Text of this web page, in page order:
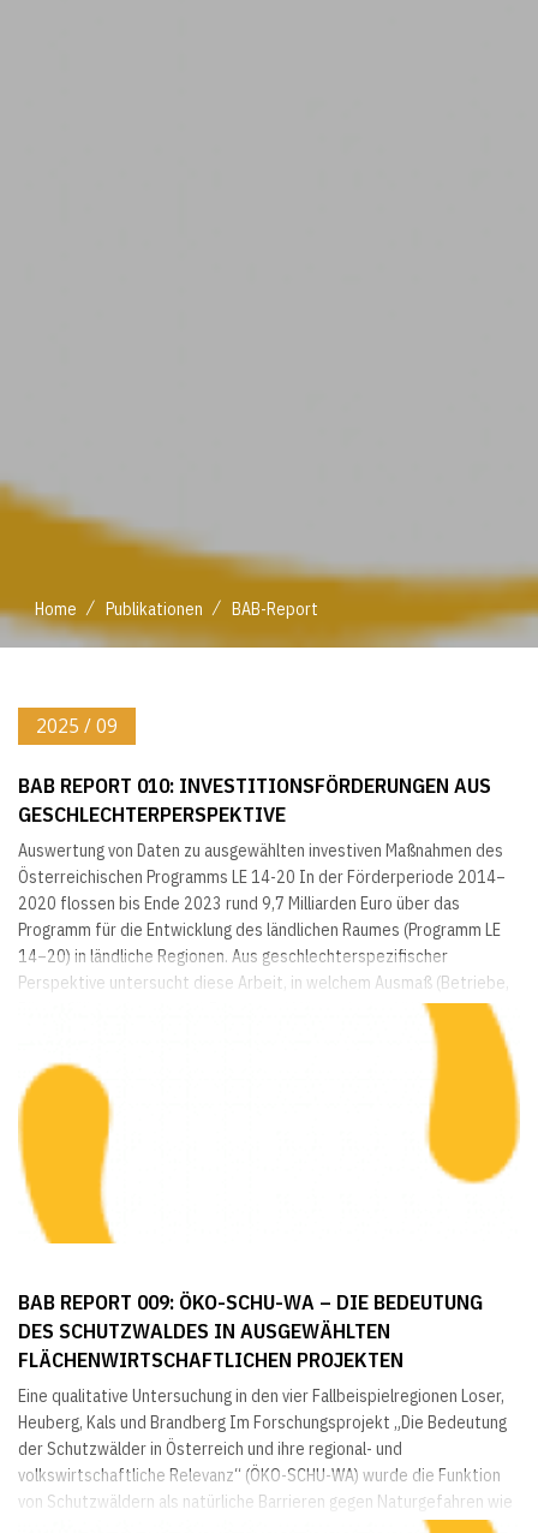
Home / Publikationen / BAB-Report
2025 / 09
BAB REPORT 010: INVESTITIONSFÖRDERUNGEN AUS
GESCHLECHTERPERSPEKTIVE
Auswertung von Daten zu ausgewählten investiven Maßnahmen des
Österreichischen Programms LE 14-20 In der Förderperiode 2014–
2020 flossen bis Ende 2023 rund 9,7 Milliarden Euro über das
Programm für die Entwicklung des ländlichen Raumes (Programm LE
14–20) in ländliche Regionen. Aus geschlechterspezifischer
Perspektive untersucht diese Arbeit, in welchem Ausmaß (Betriebe,
Förderfälle und -summen) Frauen und Männer in den VHA 4.1.1 –
BAB REPORT 009: ÖKO-SCHU-WA – DIE BEDEUTUNG
DES SCHUTZWALDES IN AUSGEWÄHLTEN
FLÄCHENWIRTSCHAFTLICHEN PROJEKTEN
Eine qualitative Untersuchung in den vier Fallbeispielregionen Loser,
Heuberg, Kals und Brandberg Im Forschungsprojekt „Die Bedeutung
der Schutzwälder in Österreich und ihre regional- und
volkswirtschaftliche Relevanz“ (ÖKO-SCHU-WA) wurde die Funktion
von Schutzwäldern als natürliche Barrieren gegen Naturgefahren wie
Lawinen, Steinschlag und Rutschungen untersucht. Im Zentrum der